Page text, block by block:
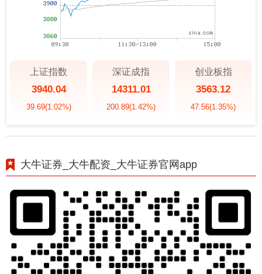
上证指数
3940.04
39.69(1.02%)
深证成指
14311.01
200.89(1.42%)
创业板指
3563.12
47.56(1.35%)
大牛证券_大牛配资_大牛证券官网app